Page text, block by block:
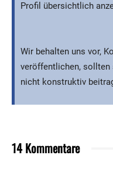
Profil übersichtlich
Wir behalten uns vor,
veröffentlichen,
nicht konstruktiv
14 Kommentare